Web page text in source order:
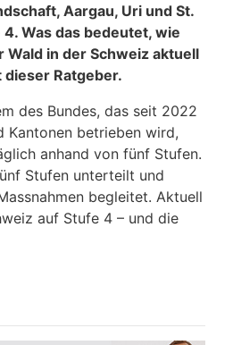
Aargau, Uri und St.
Was das bedeutet, wie
in der Schweiz aktuell
Ratgeber.
des Bundes, das seit 2022
Kantonen betrieben wird,
anhand von fünf Stufen.
Stufen unterteilt und
begleitet. Aktuell
auf Stufe 4 – und die